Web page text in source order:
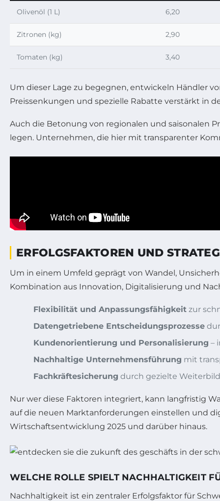
Olivenöl (1 L) 6,20
Zitronen (kg) 2,90
Tomaten (kg) 3,40
Um dieser Lage zu begegnen, entwickeln Händler
Preissenkungen und spezielle Rabatte verstärkt in
Auch die Betonung von regionalen und saisonalen
legen. Unternehmen, die hier mit transparenter
ERFOLGSFAKTOREN UND
Um in einem Umfeld geprägt von Wandel,
Kombination aus Innovation, Digitalisierung und
Flexibilität und Anpassungsfähigkeit zur
Datengetriebene Entscheidungsprozesse
Kundenorientierung und Personalisierung –
Nachhaltige Unternehmensführung mit
Fachkräftesicherung durch gezielte
Nur wer diese Faktoren integriert, kann langfristig
auf die neuen Marktanforderungen einstellen und
Wirtschaftsentwicklung 2025 und darüber hinaus.
WELCHE ROLLE SPIELT NACHHALTIGKEIT
Nachhaltigkeit ist ein zentraler Erfolgsfaktor für